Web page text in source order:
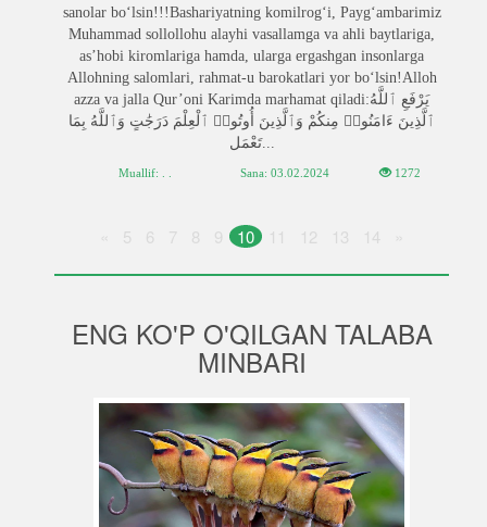
sanolar bo‘lsin!!!Bashariyatning komilrog‘i, Payg‘ambarimiz
Muhammad sollollohu alayhi vasallamga va ahli baytlariga,
as’hobi kiromlariga hamda, ularga ergashgan insonlarga
Allohning salomlari, rahmat-u barokatlari yor bo‘lsin!Alloh
azza va jalla Qur’oni Karimda marhamat qiladi:يَرْفَعِ ٱللَّهُ
ٱلَّذِينَ ءَامَنُوا۟ مِنكُمْ وَٱلَّذِينَ أُوتُوا۟ ٱلْعِلْمَ دَرَجَٰتٍ وَٱللَّهُ بِمَا
تَعْمَل...
Muallif: . . Sana: 03.02.2024 1272
5 6 7 8 9 10 11 12 13 14
ENG KO'P O'QILGAN TALABA
MINBARI